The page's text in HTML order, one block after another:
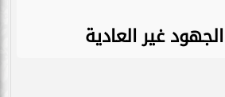
غير العادية